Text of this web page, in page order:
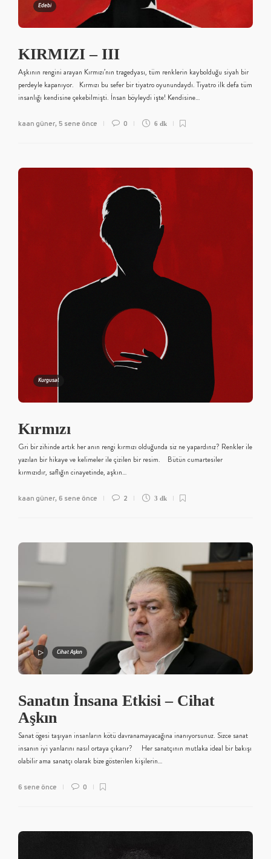
Edebi
KIRMIZI – III
Aşkının rengini arayan Kırmızı’nın tragedyası, tüm renklerin kaybolduğu siyah bir
perdeyle kapanıyor. Kırmızı bu sefer bir tiyatro oyunundaydı. Tiyatro ilk defa tüm
insanlığı kendisine çekebilmişti. İnsan böyleydi işte! Kendisine…
kaan güner, 5 sene önce 0 6 dk
Kurgusal
Kırmızı
Gri bir zihinde artık her anın rengi kırmızı olduğunda siz ne yapardınız? Renkler ile
yazılan bir hikaye ve kelimeler ile çizilen bir resim. Bütün cumartesiler
kırmızıdır, saflığın cinayetinde, aşkın…
kaan güner, 6 sene önce 2 3 dk
Cihat Aşkın
Sanatın İnsana Etkisi – Cihat
Aşkın
Sanat ögesi taşıyan insanların kötü davranamayacağına inanıyorsunuz. Sizce sanat
insanın iyi yanlarını nasıl ortaya çıkarır? Her sanatçının mutlaka ideal bir bakışı
olabilir ama sanatçı olarak bize gösterilen kişilerin…
6 sene önce 0